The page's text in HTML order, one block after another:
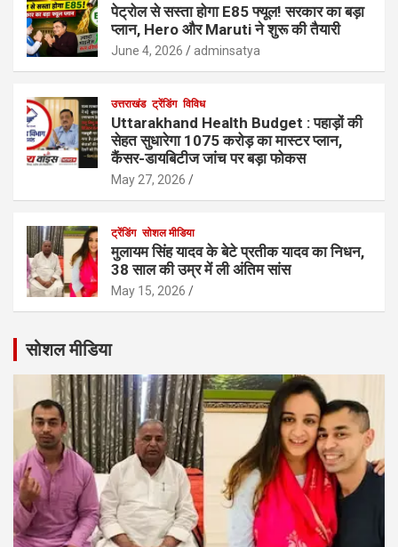
पेट्रोल से सस्ता होगा E85 फ्यूल! सरकार का बड़ा
प्लान, Hero और Maruti ने शुरू की तैयारी
June 4, 2026 adminsatya
उत्तराखंड ट्रेंडिंग विविध
Uttarakhand Health Budget : पहाड़ों की
सेहत सुधारेगा 1075 करोड़ का मास्टर प्लान,
कैंसर-डायबिटीज जांच पर बड़ा फोकस
May 27, 2026
ट्रेंडिंग सोशल मीडिया
मुलायम सिंह यादव के बेटे प्रतीक यादव का निधन,
38 साल की उम्र में ली अंतिम सांस
May 15, 2026
सोशल मीडिया